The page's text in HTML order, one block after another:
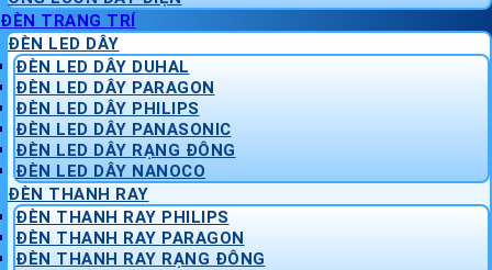
ĐÈN TRANG TRÍ
ĐÈN LED DÂY
ĐÈN LED DÂY DUHAL
ĐÈN LED DÂY PARAGON
ĐÈN LED DÂY PHILIPS
ĐÈN LED DÂY PANASONIC
ĐÈN LED DÂY RẠNG ĐÔNG
ĐÈN LED DÂY NANOCO
ĐÈN THANH RAY
ĐÈN THANH RAY PHILIPS
ĐÈN THANH RAY PARAGON
ĐÈN THANH RAY RẠNG ĐÔNG